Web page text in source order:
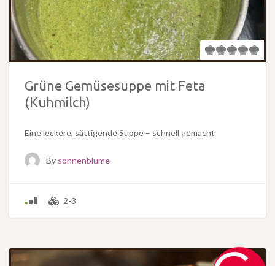
Grüne Gemüsesuppe mit Feta
(Kuhmilch)
Eine leckere, sättigende Suppe – schnell gemacht
By sonnenblume
2-3